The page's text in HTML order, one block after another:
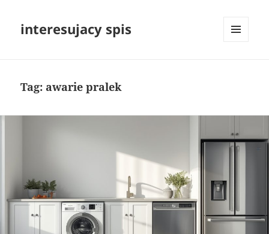
interesujacy spis
Tag: awarie pralek